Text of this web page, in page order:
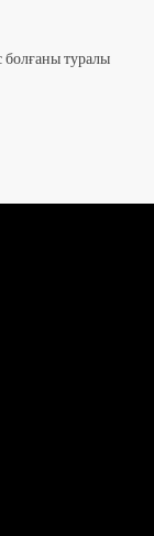
туралы